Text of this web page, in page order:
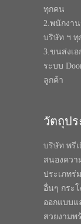
ทุกคน
2.พนักงา
บริษัท ฯ ทุ
3.ขนส่งเ
ระบบ
ลูกค้า
วัตถุปร
บริษัท พรี
สนองควา
ประเภทร่
อื่นๆ กระโ
ออกแบบ
สวยงาม